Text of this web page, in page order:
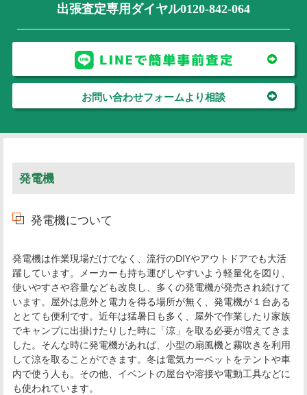
出張査定専用ダイヤル0120-842-064
お問い合わせフォームより相談
発電機
発電機について
発電機は作業現場だけでなく、流行のDIYやアウトドアでも大活
躍しています。メーカーも持ち運びしやすいよう軽量化を図り、
使いやすさや容量なども改良し、多くの発電機が発売され続けて
います。屋外は意外と電力を得る場所が無く、発電機が１台ある
ととても便利です。近年は猛暑日も多く、屋外で作業したり家族
でキャンプに出掛けたりした時に「涼」を取る必要が増えてきま
した。そんな時に発電機があれば、小型の扇風機と霧吹きを利用
して涼を取ることができます。冬は電気カーペットをテントや車
内で使う人も。その他、イベントの屋台や溶接や電動工具などに
も使われています。